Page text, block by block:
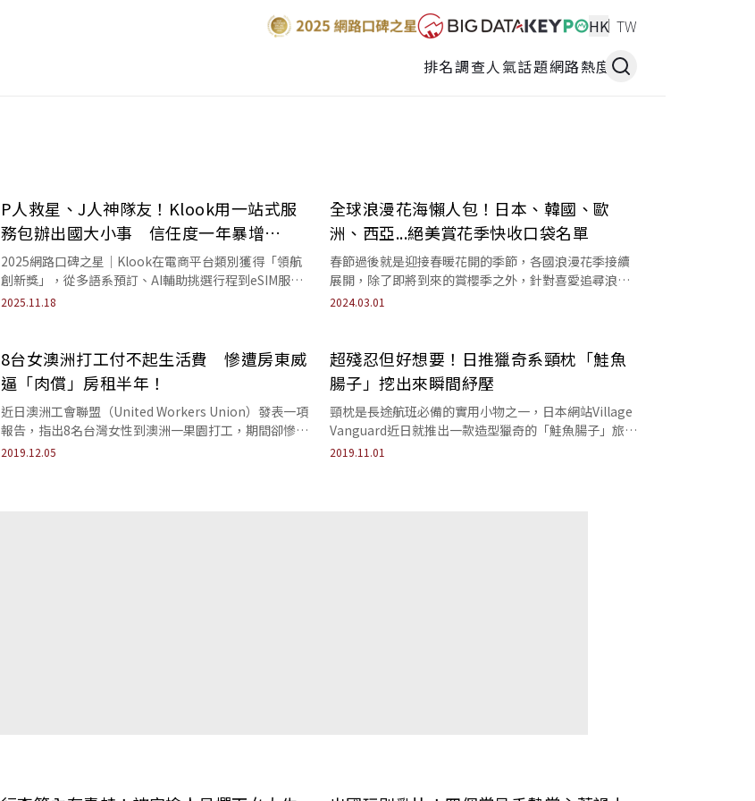
HK TW
排名調查人氣話題網路熱度
P人救星、J人神隊友！Klook用一站式服
務包辦出國大小事 信任度一年暴增
67.6％
2025網路口碑之星｜Klook在電商平台類別獲得「領航
創新獎」，從多語系預訂、AI輔助挑選行程到eSIM服
務，讓品牌信任度大幅成長。
2025.11.18
全球浪漫花海懶人包！日本、韓國、歐
洲、西亞...絕美賞花季快收口袋名單
春節過後就是迎接春暖花開的季節，各國浪漫花季接續
展開，除了即將到來的賞櫻季之外，針對喜愛追尋浪漫
花海的旅客，《網路溫度計》整理「2024年全球花...
2024.03.01
8台女澳洲打工付不起生活費 慘遭房東威
逼「肉償」房租半年！
近日澳洲工會聯盟（United Workers Union）發表一項
報告，指出8名台灣女性到澳洲一果園打工，期間卻慘遭
雇主兼房東脅迫，需要提供「...
2019.12.05
超殘忍但好想要！日推獵奇系頸枕「鮭魚
腸子」挖出來瞬間紓壓
頸枕是長途航班必備的實用小物之一，日本網站Village
Vanguard近日就推出一款造型獵奇的「鮭魚腸子」旅行
頸枕，卻意外地有點可愛、讓人紓壓？
2019.11.01